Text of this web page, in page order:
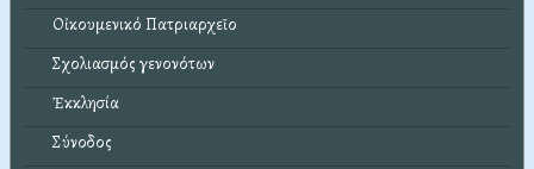
Οἰκουμενικό Πατριαρχεῖο
Σχολιασμός γενονότων
Ἐκκλησία
Σύνοδος